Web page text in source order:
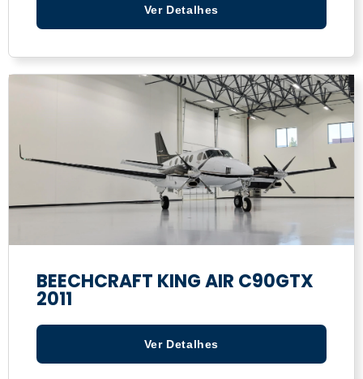
Ver Detalhes
BEECHCRAFT KING AIR C90GTX
2011
Ver Detalhes